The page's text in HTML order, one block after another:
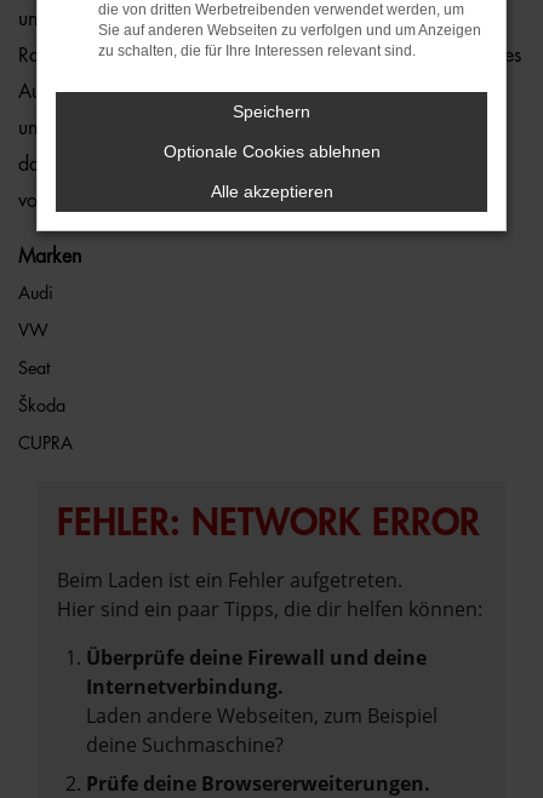
und schauen bei jedem Audi A5 Gebrauchtwagen für
Rostock genauestens nach. Konkret bedeutet dies, dass jedes
Auto in unserer Meisterwerkstatt gastiert und dort überprüft
und ggf. repariert und gewartet wird. Unser Credo besteht
darin, dass wir nur erstklassige Fahrzeuge auf die Straßen
von Rostock lassen. Ohne „Wenn und Aber“.
Marken
Audi
VW
Seat
Škoda
CUPRA
FEHLER: NETWORK ERROR
Beim Laden ist ein Fehler aufgetreten.
Hier sind ein paar Tipps, die dir helfen können:
Überprüfe deine Firewall und deine
Internetverbindung.
Laden andere Webseiten, zum Beispiel
deine Suchmaschine?
Prüfe deine Browsererweiterungen.
die von dritten Werbetreibenden verwendet werden, um
Sie auf anderen Webseiten zu verfolgen und um Anzeigen
zu schalten, die für Ihre Interessen relevant sind.
Speichern
Optionale Cookies ablehnen
Alle akzeptieren